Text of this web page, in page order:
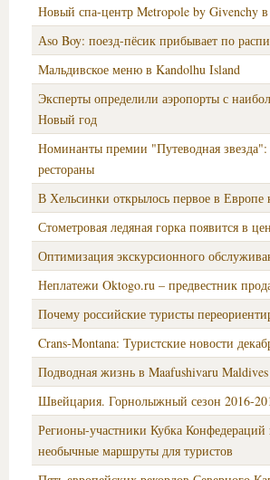
Новый спа-центр Metropole by Givenchy
Аsо Boy: поезд-пёсик прибывает по
Мальдивское меню в Kandolhu Island
Эксперты определили аэропорты с
Новый год
Номинанты премии "Путеводная
рестораны
В Хельсинки открылось первое в Европе
Стометровая ледяная горка появится в
Оптимизация экскурсионного
Неплатежи Oktogo.ru – предвестник
Почему российские туристы
Crans-Montana: Туристские новости
Подводная жизнь в Maafushivaru Maldives
Швейцария. Горнолыжный сезон 2016-
Регионы-участники Кубка
необычные маршруты для туристов